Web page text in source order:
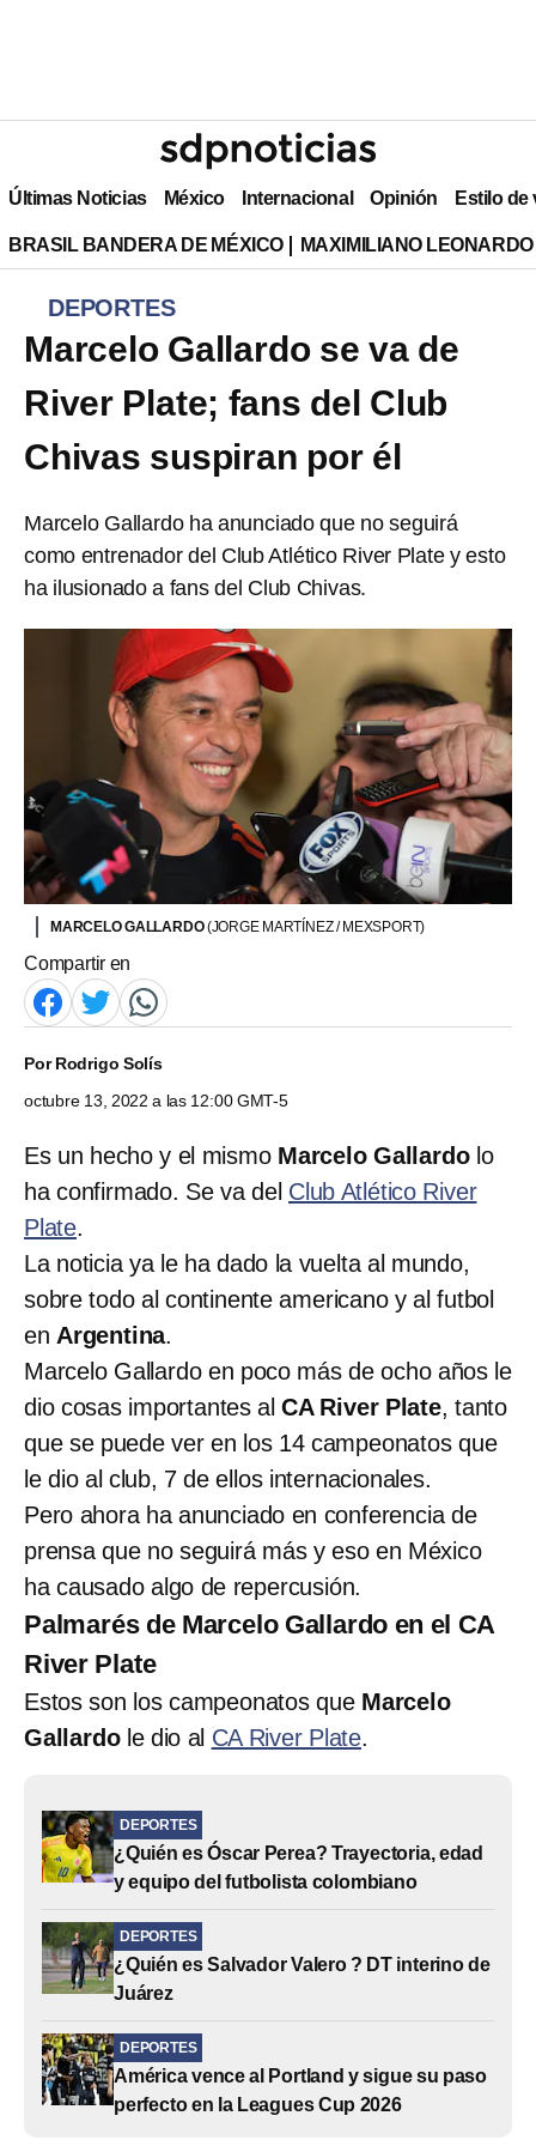
Últimas Noticias México Internacional Opinión Estilo de
BRASIL BANDERA DE MÉXICO MAXIMILIANO
DEPORTES
Marcelo Gallardo se va de
River Plate; fans del Club
Chivas suspiran por él
Marcelo Gallardo ha anunciado que no seguirá
como entrenador del Club Atlético River Plate y esto
ha ilusionado a fans del Club Chivas.
MARCELO GALLARDO(JORGE MARTÍNEZ / MEXSPORT)
Compartir en
PorRodrigo Solís
octubre 13, 2022 a las 12:00 GMT-5
Es un hecho y el mismo Marcelo Gallardolo
ha confirmado. Se va del Club Atlético River
Plate.
La noticia ya le ha dado la vuelta al mundo,
sobre todo al continente americano y al futbol
en Argentina.
Marcelo Gallardo en poco más de ocho años le
dio cosas importantes alCA River Plate, tanto
que se puede ver en los 14 campeonatos que
le dio al club, 7 de ellos internacionales.
Pero ahora ha anunciado en conferencia de
prensa que no seguirá más y eso en México
ha causado algo de repercusión.
Palmarés de Marcelo Gallardo en el CA
River Plate
Estos son los campeonatos que Marcelo
Gallardole dio al CA River Plate.
DEPORTES
¿Quién es Óscar Perea? Trayectoria, edad
y equipo del futbolista colombiano
DEPORTES
¿Quién es Salvador Valero ? DT interino de
Juárez
DEPORTES
América vence al Portland y sigue su paso
perfecto en la Leagues Cup 2026